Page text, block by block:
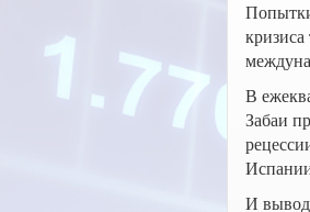
В
Забаи
И вывод